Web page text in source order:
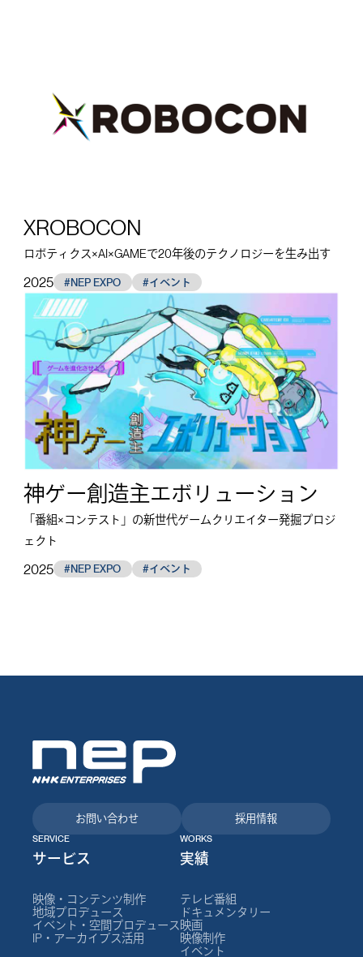
XROBOCON
ロボティクス×AI×GAMEで20年後のテクノロジーを生み出す
2025 #NEP EXPO #イベント
神ゲー創造主エボリューション
「番組×コンテスト」の新世代ゲームクリエイター発掘プロジ
ェクト
2025 #NEP EXPO #イベント
お問い合わせ 採用情報
SERVICE
サービス
映像・コンテンツ制作
地域プロデュース
イベント・空間プロデュース
IP・アーカイブス活用
WORKS
実績
テレビ番組
ドキュメンタリー
映画
映像制作
イベント